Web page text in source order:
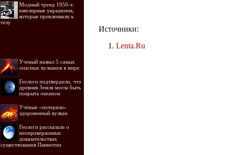
Модный тренд 1950-х:
ювелирные украшения,
которые приклеивали к
телу
Ученый назвал 5 самых
опасных вулканов в мире
Геологи подтвердили, что
древняя Земля могла быть
покрыта океаном
Учёные «потеряли»
здоровенный вулкан
Геологи рассказали о
неопровержимых
доказательствах
существования Паннотии
Источники:
Lenta.Ru